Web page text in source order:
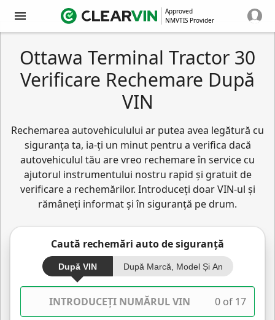
Approved
NMVTIS Provider
Ottawa Terminal Tractor 30
Verificare Rechemare După
VIN
Rechemarea autovehiculului ar putea avea legătură cu
siguranța ta, ia-ți un minut pentru a verifica dacă
autovehiculul tău are vreo rechemare în service cu
ajutorul instrumentului nostru rapid și gratuit de
verificare a rechemărilor. Introduceți doar VIN-ul și
rămâneți informat și în siguranță pe drum.
Caută rechemări auto de siguranță
După VIN După Marcă, Model Și An
0 of 17